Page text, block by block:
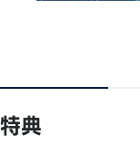
特典